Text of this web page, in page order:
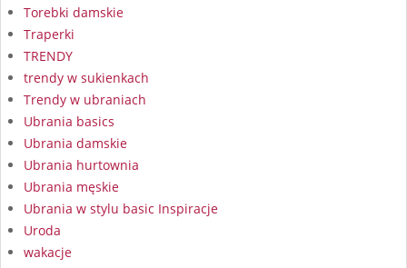
Torebki damskie
Traperki
TRENDY
trendy w sukienkach
Trendy w ubraniach
Ubrania basics
Ubrania damskie
Ubrania hurtownia
Ubrania męskie
Ubrania w stylu basic Inspiracje
Uroda
wakacje